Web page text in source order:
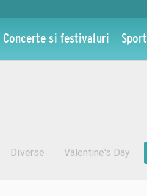
Concerte si festivaluri Sport
Diverse Valentine's Day